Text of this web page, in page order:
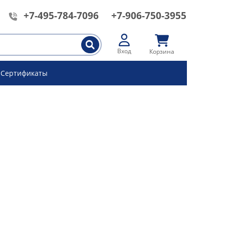
+7-495-784-7096 +7-906-750-3955
Вход Корзина
Сертификаты